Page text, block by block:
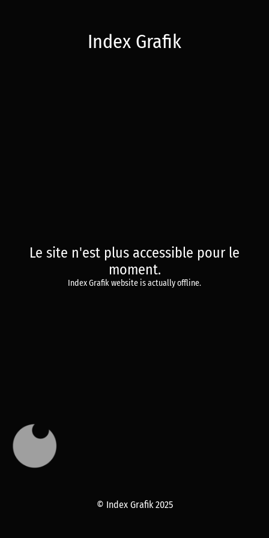
Index Grafik
Le site n'est plus accessible pour le
moment.
Index Grafik website is actually offline.
© Index Grafik 2025